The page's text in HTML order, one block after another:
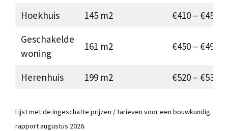
Hoekhuis
145 m2
€410 – €450
Geschakelde
woning
161 m2 €450 – €490
Herenhuis 199 m2 €520 – €535
Lijst met de ingeschatte prijzen / tarieven voor een bouwkundig
rapport augustus 2026.